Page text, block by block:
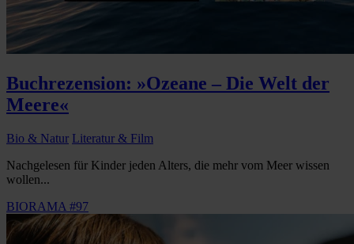
Buchrezension: »Ozeane – Die Welt der
Meere«
Bio & Natur Literatur & Film
Nachgelesen für Kinder jeden Alters, die mehr vom Meer wissen
wollen...
BIORAMA #97